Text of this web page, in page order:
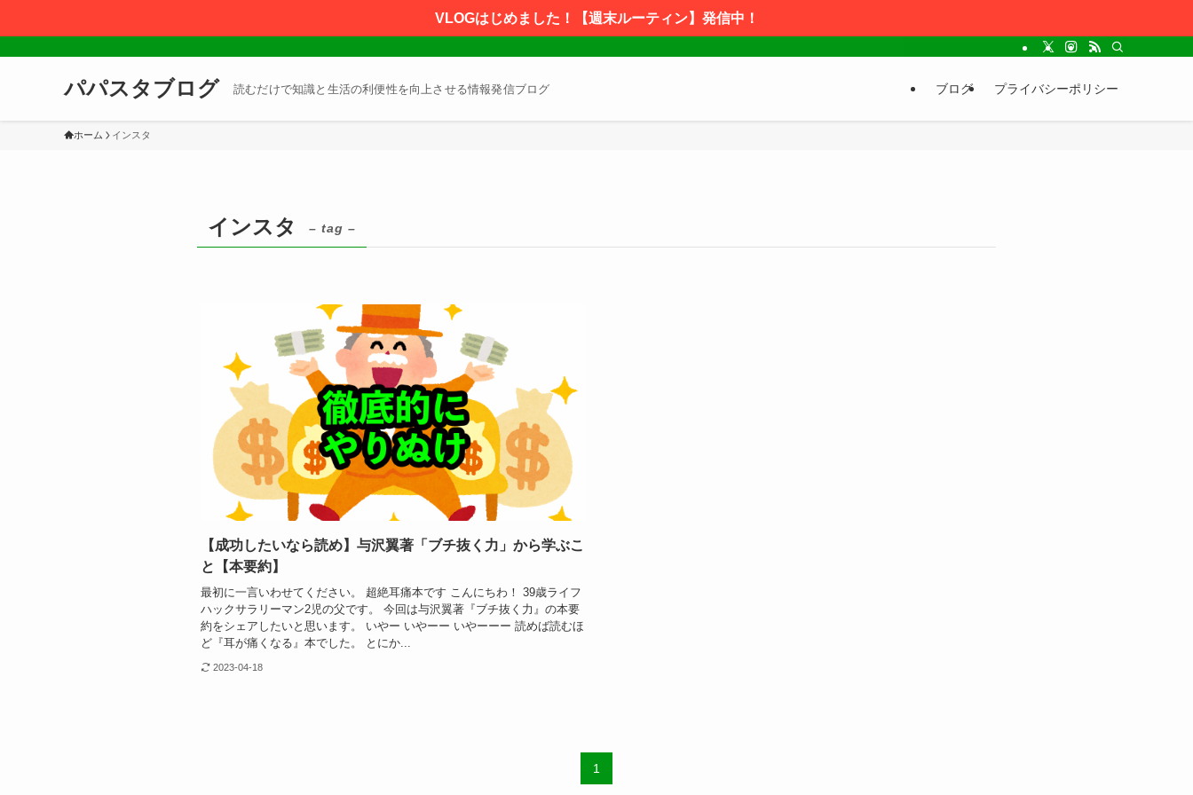
VLOGはじめました！【週末ルーティン】発信中！
パパスタブログ 読むだけで知識と生活の利便性を向上させる情報発信ブログ ブログ プライバシーポリシー
ホーム インスタ
インスタ – tag –
【成功したいなら読め】与沢翼著「ブチ抜く力」から学ぶこ
と【本要約】
最初に一言いわせてください。 超絶耳痛本です こんにちわ！ 39歳ライフ
ハックサラリーマン2児の父です。 今回は与沢翼著『ブチ抜く力』の本要
約をシェアしたいと思います。 いやー いやーー いやーーー 読めば読むほ
ど『耳が痛くなる』本でした。 とにか...
2023-04-18
1